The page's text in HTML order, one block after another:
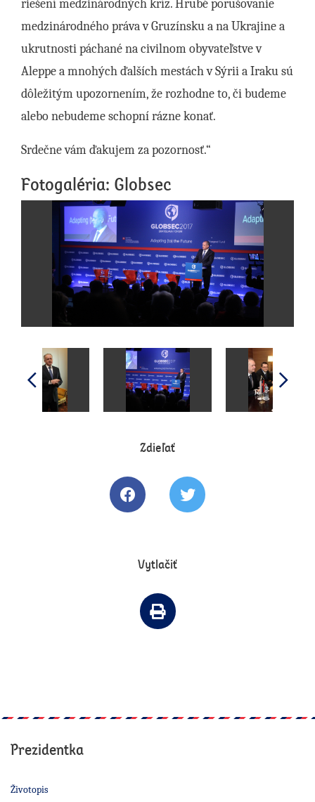
riešení medzinárodných kríz. Hrubé porušovanie
medzinárodného práva v Gruzínsku a na Ukrajine a
ukrutnosti páchané na civilnom obyvateľstve v
Aleppe a mnohých ďalších mestách v Sýrii a Iraku sú
dôležitým upozornením, že rozhodne to, či budeme
alebo nebudeme schopní rázne konať.
Srdečne vám ďakujem za pozornosť.“
Fotogaléria: Globsec
Zdieľať
Zdielať článok na Facebooku
Tweetovať článok
Vytlačiť
Vytlačiť článok
Prezidentka
Životopis